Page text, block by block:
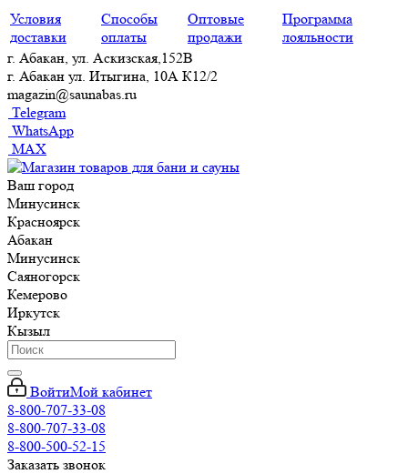
Условия
доставки
Способы
оплаты
Оптовые
продажи
Программа
лояльности
г. Абакан, ул. Аскизская,152В
г. Абакан ул. Итыгина, 10А К12/2
magazin@saunabas.ru
Telegram
WhatsApp
MAX
Ваш город
Минусинск
Красноярск
Абакан
Минусинск
Саяногорск
Кемерово
Иркутск
Кызыл
ВойтиМой кабинет
8-800-707-33-08
8-800-707-33-08
8-800-500-52-15
Заказать звонок